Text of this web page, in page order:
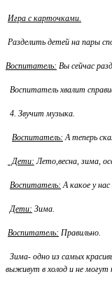
Игра с карточками.
Разделить детей на пары
Воспитатель: Вы сейчас
Воспитатель хвалит
4. Звучит музыка.
Воспитатель: А теперь
Дети: Лето,весна, зима,
Воспитатель: А какое у
Дети: Зима.
Воспитатель: Правильно.
Зима- одно из самых
выживут в холод и не могут